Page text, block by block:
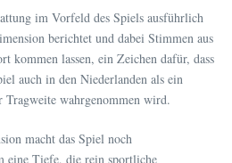
im Vorfeld des Spiels ausführlich
berichtet und dabei Stimmen aus
kommen lassen, ein Zeichen dafür, dass
auch in den Niederlanden als ein
wahrgenommen wird.
macht das Spiel noch
eine Tiefe, die rein sportliche